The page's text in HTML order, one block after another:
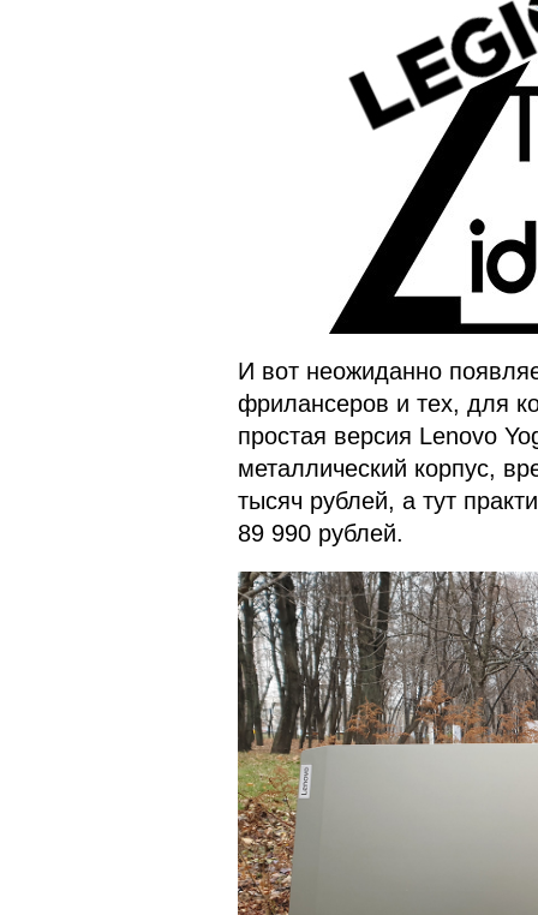
И вот неожиданно
фрилансеров и тех, для
простая версия Lenovo
металлический корпус,
тысяч рублей, а тут
89 990 рублей.